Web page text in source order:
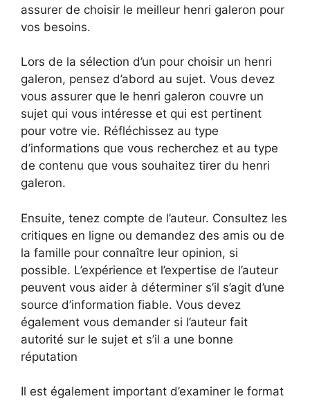
assurer de choisir le meilleur henri galeron pour
vos besoins.
Lors de la sélection d’un pour choisir un henri
galeron, pensez d’abord au sujet. Vous devez
vous assurer que le henri galeron couvre un
sujet qui vous intéresse et qui est pertinent
pour votre vie. Réfléchissez au type
d’informations que vous recherchez et au type
de contenu que vous souhaitez tirer du henri
galeron.
Ensuite, tenez compte de l’auteur. Consultez les
critiques en ligne ou demandez des amis ou de
la famille pour connaître leur opinion, si
possible. L’expérience et l’expertise de l’auteur
peuvent vous aider à déterminer s’il s’agit d’une
source d’information fiable. Vous devez
également vous demander si l’auteur fait
autorité sur le sujet et s’il a une bonne
réputation
Il est également important d’examiner le format